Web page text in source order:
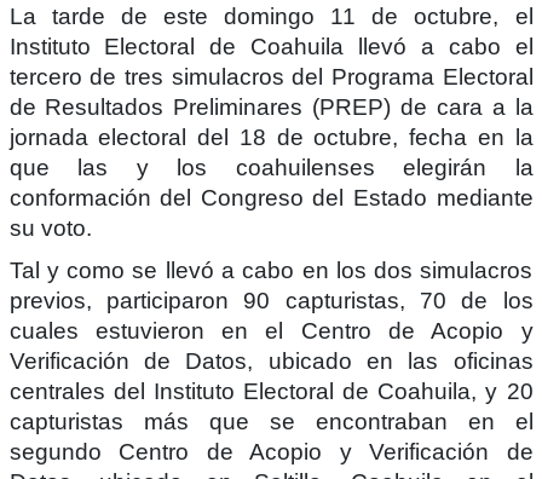
La tarde de este domingo 11 de octubre, el
Instituto Electoral de Coahuila llevó a cabo el
tercero de tres simulacros del Programa Electoral
de Resultados Preliminares (PREP) de cara a la
jornada electoral del 18 de octubre, fecha en la
que las y los coahuilenses elegirán la
conformación del Congreso del Estado mediante
su voto.
Tal y como se llevó a cabo en los dos simulacros
previos, participaron 90 capturistas, 70 de los
cuales estuvieron en el Centro de Acopio y
Verificación de Datos, ubicado en las oficinas
centrales del Instituto Electoral de Coahuila, y 20
capturistas más que se encontraban en el
segundo Centro de Acopio y Verificación de